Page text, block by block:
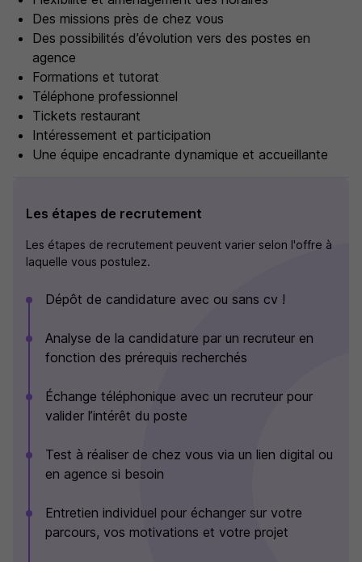
Des missions près de chez vous
Des possibilités d’évolution vers des postes en
agence
Formations et tutorat
Téléphone professionnel
Tickets restaurant
Intéressement et participation
Une équipe encadrante dynamique et accueillante
Les étapes de recrutement
Les étapes de recrutement peuvent varier selon l'offre à
laquelle vous postulez.
Dépôt de candidature avec ou sans cv !
Analyse de la candidature par un recruteur en
fonction des prérequis recherchés
Échange téléphonique avec un recruteur pour
valider l’intérêt du poste
Test à réaliser de chez vous via un lien digital ou
en agence si besoin
Entretien individuel pour échanger sur votre
parcours, vos motivations et votre projet